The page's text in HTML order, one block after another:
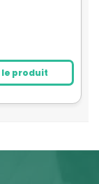
le produit